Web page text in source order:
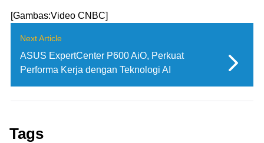
[Gambas:Video CNBC]
Next Article
ASUS ExpertCenter P600 AiO, Perkuat
Performa Kerja dengan Teknologi AI
Tags